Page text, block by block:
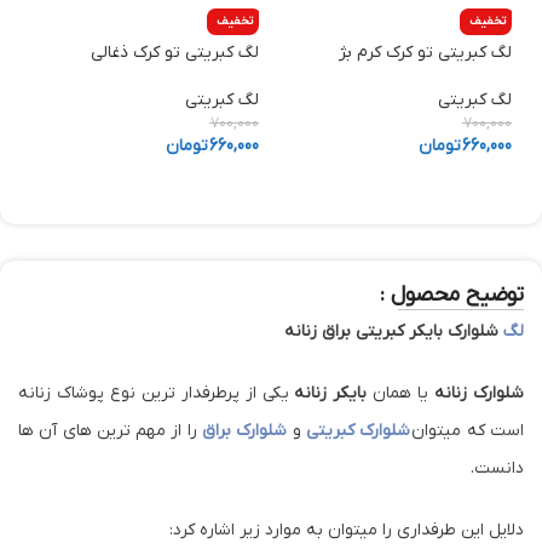
تخفیف
لگ کبریتی تو کرک کرم بژ
لگ کبریتی
700,000
660,000تومان
تخفیف
لگ کبریتی تو کرک ذغالی
لگ کبریتی
700,000
660,000تومان
توضیح محصول :
لگ شلوارک بایکر کبریتی براق زنانه
شلوارک زنانه یا همان بایکر زنانه یکی از پرطرفدار ترین نوع پوشاک زنانه
است که میتوانشلوارک کبریتی و شلوارک براق را از مهم ترین های آن ها
دانست.
دلایل این طرفداری را میتوان به موارد زیر اشاره کرد: